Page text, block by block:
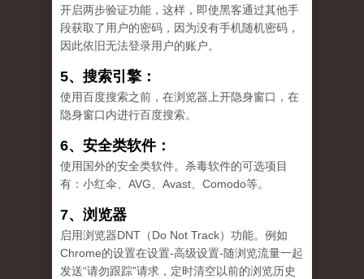
开启两步验证功能，这样，即使黑客通过其他手
段获取了用户的密码，因为没有手机随机密码，
因此依旧无法登录用户的账户。
5、搜索引擎：
使用百度搜索之前，在浏览器上开隐身窗口，在
隐身窗口内进行百度搜索。
6、安全类软件：
使用国外的安全类软件。杀毒软件的可选项目
有：小红伞、AVG、Avast、Comodo等。
7、浏览器
启用浏览器DNT（Do Not Track）功能。例如
Chrome的设置在设置-高级设置-随浏览流量一起
发送“请勿跟踪”请求，定时清空以前的浏览历史